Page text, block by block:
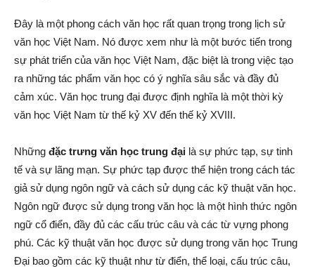
Đây là một phong cách văn học rất quan trọng trong lịch sử
văn học Việt Nam. Nó được xem như là một bước tiến trong
sự phát triển của văn học Việt Nam, đặc biệt là trong việc tạo
ra những tác phẩm văn học có ý nghĩa sâu sắc và đầy đủ
cảm xúc. Văn học trung đại được định nghĩa là một thời kỳ
văn học Việt Nam từ thế kỷ XV đến thế kỷ XVIII.
Những đặc trưng văn học trung đại là sự phức tạp, sự tinh
tế và sự lãng mạn. Sự phức tạp được thể hiện trong cách tác
giả sử dụng ngôn ngữ và cách sử dụng các kỹ thuật văn học.
Ngôn ngữ được sử dụng trong văn học là một hình thức ngôn
ngữ cổ điển, đầy đủ các cấu trúc câu và các từ vựng phong
phú. Các kỹ thuật văn học được sử dụng trong văn học Trung
Đại bao gồm các kỹ thuật như từ điển, thể loại, cấu trúc câu,